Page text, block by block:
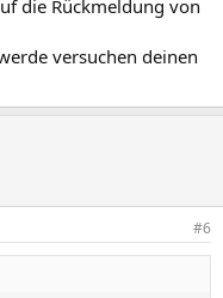
die Rückmeldung von
versuchen deinen
#6